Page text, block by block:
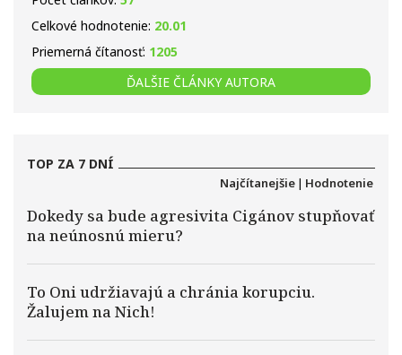
Celkové hodnotenie: 20.01
Priemerná čítanosť: 1205
ĎALŠIE ČLÁNKY AUTORA
TOP ZA 7 DNÍ
Najčítanejšie | Hodnotenie
Dokedy sa bude agresivita Cigánov stupňovať
na neúnosnú mieru?
To Oni udržiavajú a chránia korupciu.
Žalujem na Nich!